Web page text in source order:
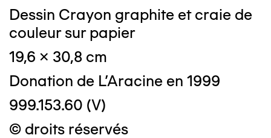
Dessin Crayon graphite et craie de
couleur sur papier
19,6 x 30,8 cm
Donation de L'Aracine en 1999
999.153.60 (V)
© droits réservés